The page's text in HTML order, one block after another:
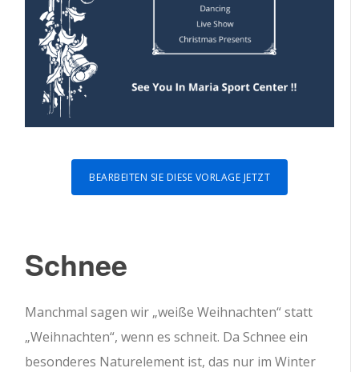
BEARBEITEN SIE DIESE VORLAGE JETZT
Schnee
Manchmal sagen wir „weiße Weihnachten“ statt
„Weihnachten“, wenn es schneit. Da Schnee ein
besonderes Naturelement ist, das nur im Winter